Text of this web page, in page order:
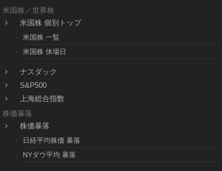
米国株／世界株
米国株 個別トップ
米国株 一覧
米国株 休場日
ナスダック
S&P500
上海総合指数
株価暴落
株価暴落
日経平均株価 暴落
NYダウ平均 暴落